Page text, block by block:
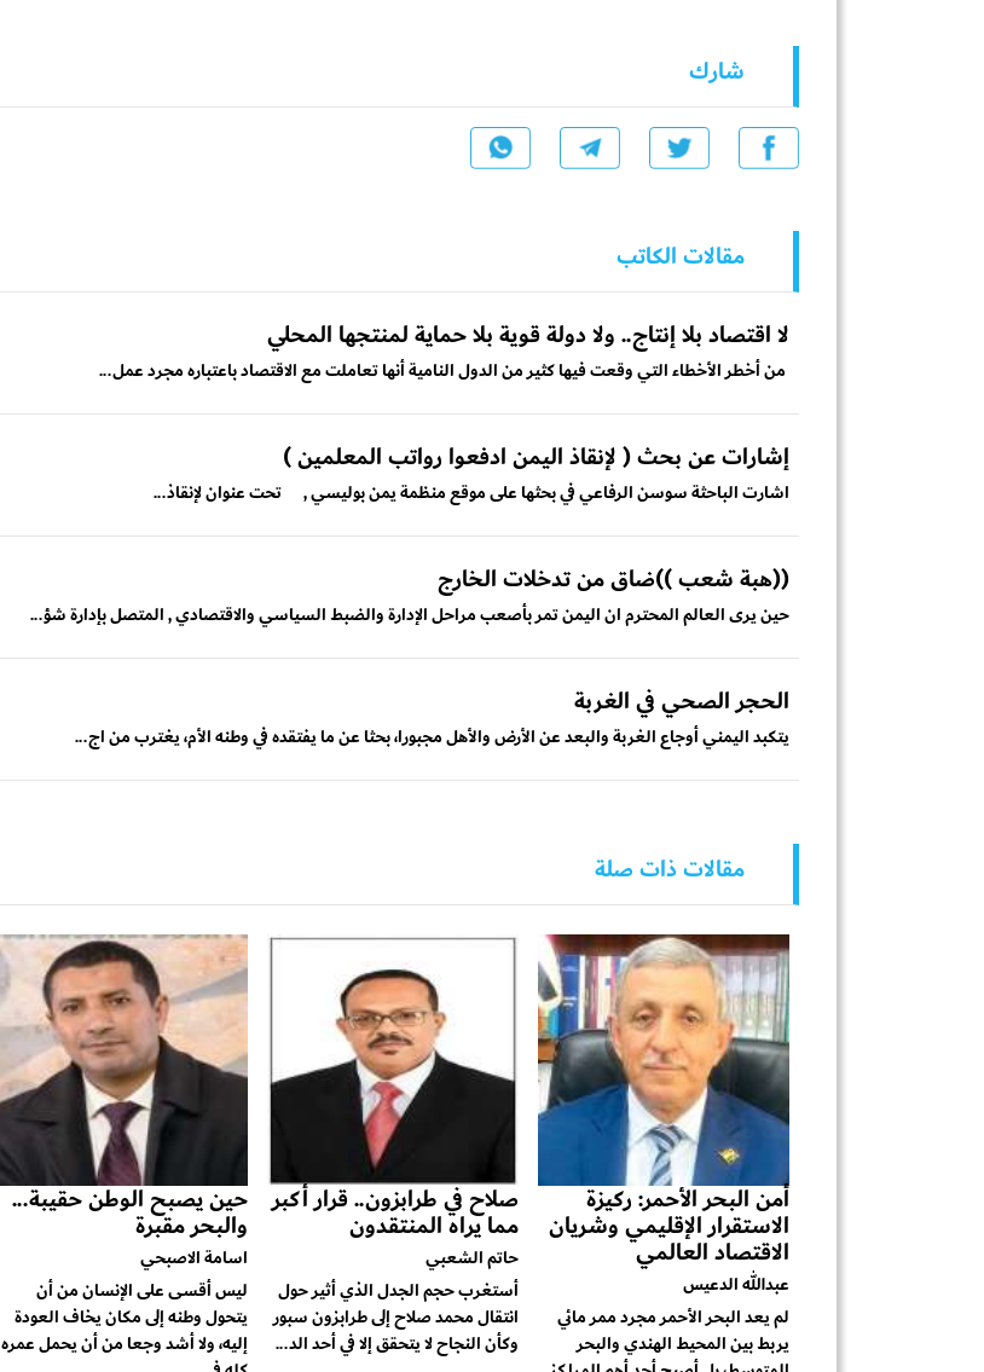
شارك
مقالات الكاتب
لا اقتصاد بلا إنتاج.. ولا دولة قوية بلا حماية لمنتجها المحلي
من أخطر الأخطاء التي وقعت فيها كثير من الدول النامية أنها تعاملت مع الاقتصاد باعتباره مجرد عمل...
إشارات عن بحث ( لإنقاذ اليمن ادفعوا رواتب المعلمين )
اشارت الباحثة سوسن الرفاعي في بحثها على موقع منظمة يمن بوليسي , تحت عنوان لإنقاذ...
((هبة شعب ))ضاق من تدخلات الخارج
حين يرى العالم المحترم ان اليمن تمر بأصعب مراحل الإدارة والضبط السياسي والاقتصادي , المتصل بإدارة شؤ...
الحجر الصحي في الغربة
يتكبد اليمني أوجاع الغربة والبعد عن الأرض والأهل مجبورا، بحثا عن ما يفتقده في وطنه الأم، يغترب من اج...
مقالات ذات صلة
أمن البحر الأحمر: ركيزة
الاستقرار الإقليمي وشريان
الاقتصاد العالمي
عبدالله الدعيس
لم يعد البحر الأحمر مجرد ممر مائي
يربط بين المحيط الهندي والبحر
صلاح في طرابزون.. قرار أكبر
مما يراه المنتقدون
حاتم الشعبي
أستغرب حجم الجدل الذي أثير حول
انتقال محمد صلاح إلى طرابزون سبور
وكأن النجاح لا يتحقق إلا في أحد الد...
حين يصبح الوطن حقيبة...
والبحر مقبرة
اسامة الاصبحي
ليس أقسى على الإنسان من أن
يتحول وطنه إلى مكان يخاف العودة
إليه، ولا أشد وجعا من أن يحمل عمره